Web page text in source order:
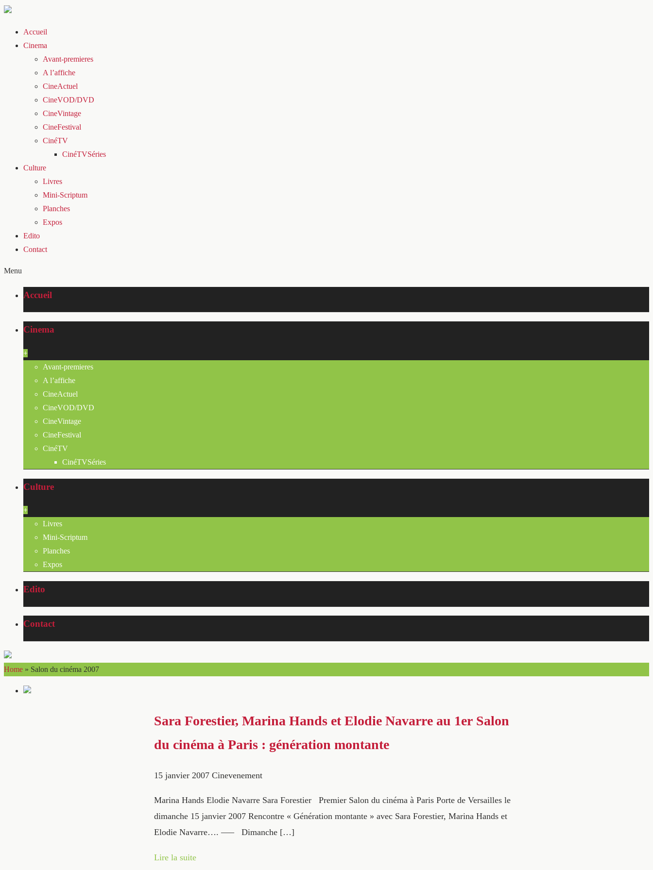
Accueil
Cinema
Avant-premieres
A l’affiche
CineActuel
CineVOD/DVD
CineVintage
CineFestival
CinéTV
CinéTVSéries
Culture
Livres
Mini-Scriptum
Planches
Expos
Edito
Contact
Menu
Accueil
Cinema
+
Avant-premieres
A l’affiche
CineActuel
CineVOD/DVD
CineVintage
CineFestival
CinéTV
CinéTVSéries
Culture
+
Livres
Mini-Scriptum
Planches
Expos
Edito
Contact
Home » Salon du cinéma 2007
Sara Forestier, Marina Hands et Elodie Navarre au 1er Salon
du cinéma à Paris : génération montante
15 janvier 2007 Cinevenement
Marina Hands Elodie Navarre Sara Forestier Premier Salon du cinéma à Paris Porte de Versailles le
dimanche 15 janvier 2007 Rencontre « Génération montante » avec Sara Forestier, Marina Hands et
Elodie Navarre…. —– Dimanche […]
Lire la suite